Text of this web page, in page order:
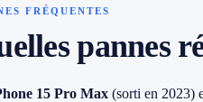
2
(21 villes)
FRÉQUENTES
pannes
15 Pro Max (sorti en 2023)